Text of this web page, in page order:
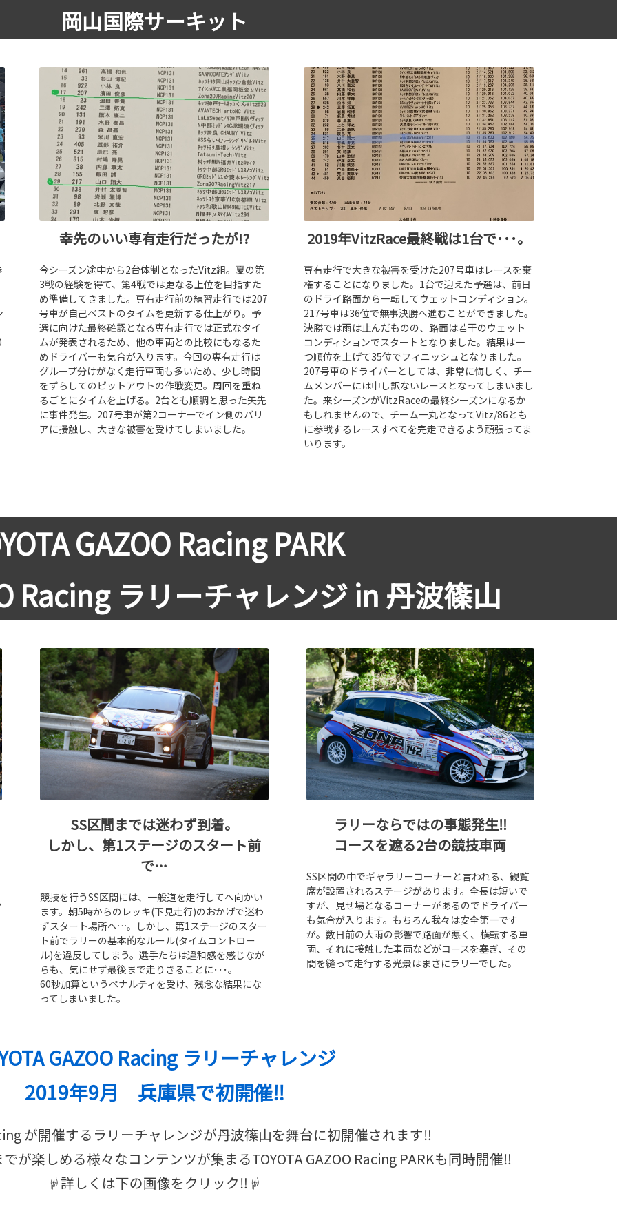
岡山国際サーキット
幸先のいい専有走行だったが!?
今シーズン途中から2台体制となったVitz組。夏の第
3戦の経験を得て、第4戦では更なる上位を目指すた
め準備してきました。専有走行前の練習走行では207
号車が自己ベストのタイムを更新する仕上がり。予
選に向けた最終確認となる専有走行では正式なタイ
ムが発表されるため、他の車両との比較にもなるた
めドライバーも気合が入ります。今回の専有走行は
グループ分けがなく走行車両も多いため、少し時間
をずらしてのピットアウトの作戦変更。周回を重ね
るごとにタイムを上げる。2台とも順調と思った矢先
に事件発生。207号車が第2コーナーでイン側のバリ
アに接触し、大きな被害を受けてしまいました。
2019年VitzRace最終戦は1台で･･･。
専有走行で大きな被害を受けた207号車はレースを棄
権することになりました。1台で迎えた予選は、前日
のドライ路面から一転してウェットコンディション。
217号車は36位で無事決勝へ進むことができました。
決勝では雨は止んだものの、路面は若干のウェット
コンディションでスタートとなりました。結果は一
つ順位を上げて35位でフィニッシュとなりました。
207号車のドライバーとしては、非常に悔しく、チー
ムメンバーには申し訳ないレースとなってしまいまし
た。来シーズンがVitzRaceの最終シーズンになるか
もしれませんので、チーム一丸となってVitz/86とも
に参戦するレースすべてを完走できるよう頑張ってま
いります。
GAZOO Racing PARK
Racing ラリーチャレンジ in 丹波篠山
SS区間までは迷わず到着。
しかし、第1ステージのスタート前
で…
競技を行うSS区間には、一般道を走行してへ向かい
ます。朝5時からのレッキ(下見走行)のおかげで迷わ
ずスタート場所へ…。しかし、第1ステージのスター
ト前でラリーの基本的なルール(タイムコントロー
ル)を違反してしまう。選手たちは違和感を感じなが
らも、気にせず最後まで走りきることに･･･。
60秒加算というペナルティを受け、残念な結果にな
ってしまいました。
ラリーならではの事態発生‼
コースを遮る2台の競技車両
SS区間の中でギャラリーコーナーと言われる、観覧
席が設置されるステージがあります。全長は短いで
すが、見せ場となるコーナーがあるのでドライバー
も気合が入ります。もちろん我々は安全第一です
が。数日前の大雨の影響で路面が悪く、横転する車
両、それに接触した車両などがコースを塞ぎ、その
間を縫って走行する光景はまさにラリーでした。
GAZOO Racing ラリーチャレンジ
2019年9月 兵庫県で初開催‼
が開催するラリーチャレンジが丹波篠山を舞台に初開催されます‼
が楽しめる様々なコンテンツが集まるTOYOTA GAZOO Racing PARKも同時開催‼
☟詳しくは下の画像をクリック‼☟